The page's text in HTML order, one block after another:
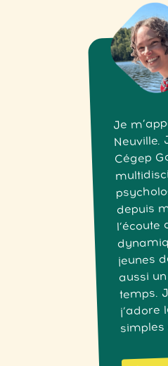
Je
Neuville.
Cégep
depuis
jeunes
aussi
temps.
simples